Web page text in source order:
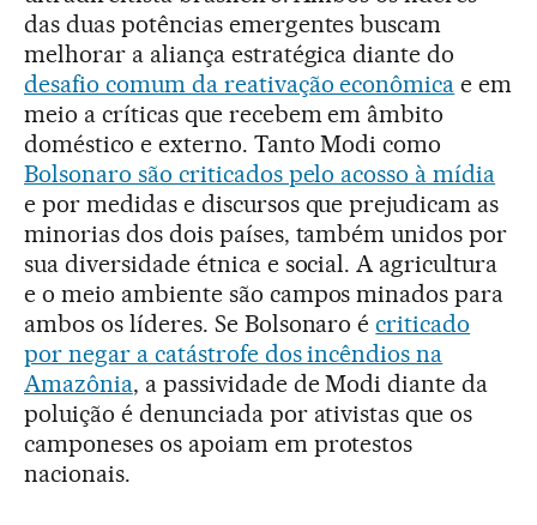
das duas potências emergentes buscam
melhorar a aliança estratégica diante do
desafio comum da reativação econômica e em
meio a críticas que recebem em âmbito
doméstico e externo. Tanto Modi como
Bolsonaro são criticados pelo acosso à mídia
e por medidas e discursos que prejudicam as
minorias dos dois países, também unidos por
sua diversidade étnica e social. A agricultura
e o meio ambiente são campos minados para
ambos os líderes. Se Bolsonaro écriticado
por negar a catástrofe dos incêndios na
Amazônia, a passividade de Modi diante da
poluição é denunciada por ativistas que os
camponeses os apoiam em protestos
nacionais.